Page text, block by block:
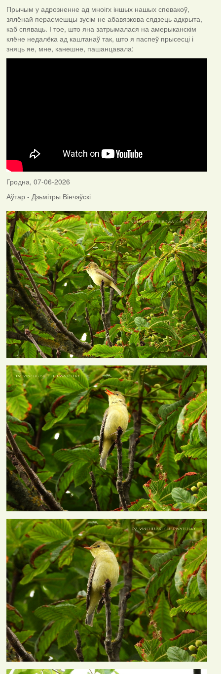
Прычым у адрозненне ад мноігх іншых нашых спевакоў,
зялёнай перасмешцы зусім не абавязкова сядзець адкрыта,
каб спяваць. І тое, што яна затрымалася на амерыканскім
клёне недалёка ад каштанаў так, што я паспеў прысесці і
зняць яе, мне, канешне, пашанцавала:
Гродна, 07-06-2026
Аўтар - Дзьмітры Вінчэўскі